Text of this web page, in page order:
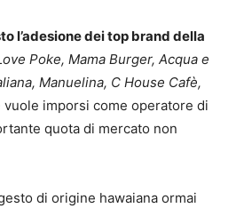
l’adesione dei top brand della
Poke, Mama Burger, Acqua e
Manuelina, C House Cafè,
imporsi come operatore di
quota di mercato non
di origine hawaiana ormai